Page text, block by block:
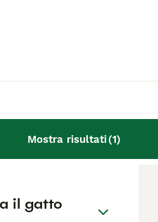
Mostra risultati(1)
più
del gatto
il gatto